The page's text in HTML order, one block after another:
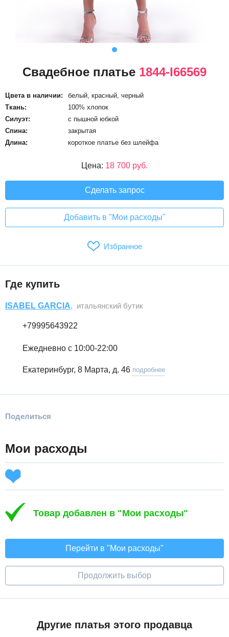
Свадебное платье 1844-I66569
Цвета в наличии:
белый, красный, черный
Ткань:
100% хлопок
Силуэт:
с пышной юбкой
Спина:
закрытая
Длина:
короткое платье без шлейфа
Цена: 18 700 руб.
Сделать запрос
Добавить в "Мои расходы"
Избранное
Где купить
ISABEL GARCIA, итальянский бутик
+79995643922
Ежедневно с 10:00-22:00
Екатеринбург, 8 Марта, д. 46 подробнее
Поделиться
Мои расходы
Товар добавлен в "Мои расходы"
Перейти в "Мои расходы"
Продолжить выбор
Другие платья этого продавца